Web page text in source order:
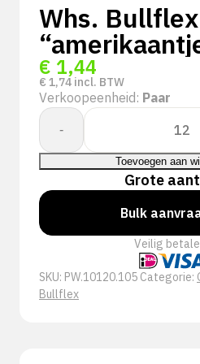
Whs.
€ 1,44
€ 1,74 incl. BTW
Verkoopeenheid: Paar
-
Whs.
Bullflex
splitleder
"amerikaantje"
-
aantal
Toevoegen aan
Grote
Bulk
Veilig
SKU: PW.10120.105 Categorie:
Bullflex